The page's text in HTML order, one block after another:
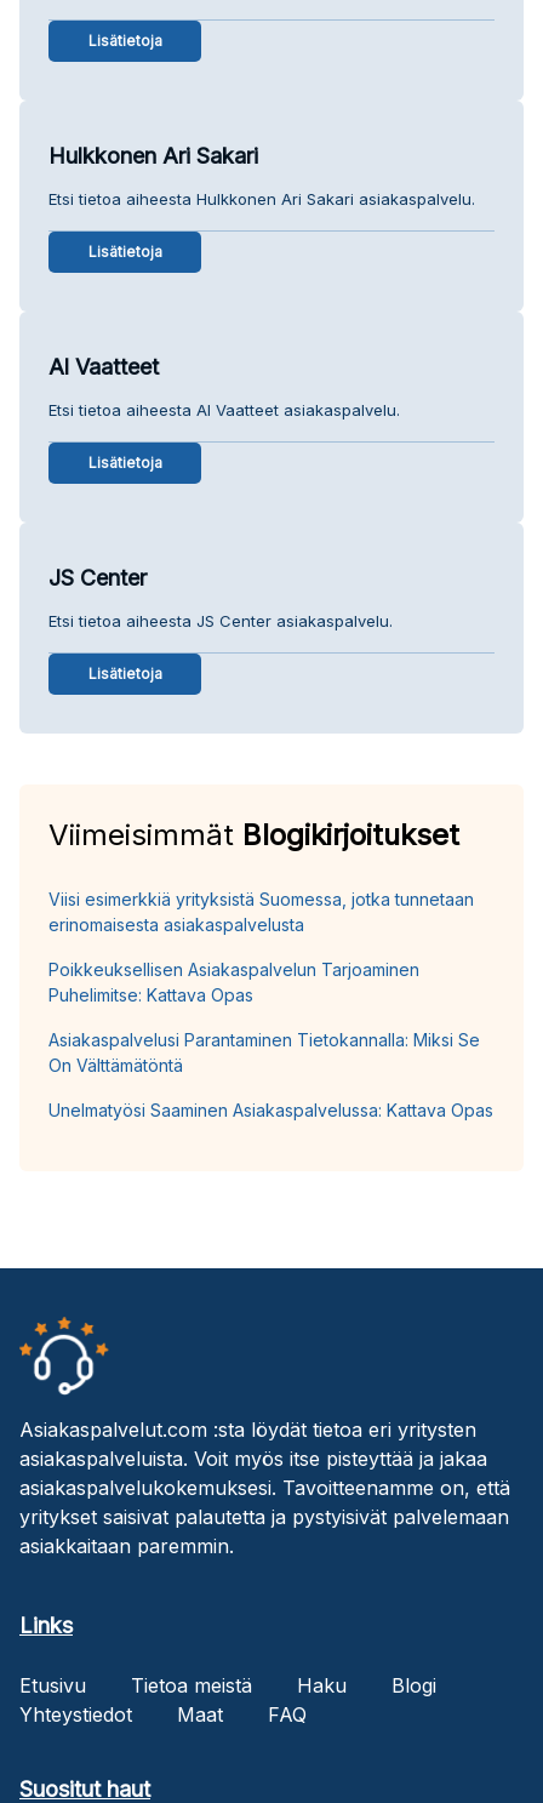
Lisätietoja
Hulkkonen Ari Sakari
Etsi tietoa aiheesta Hulkkonen Ari Sakari asiakaspalvelu.
Lisätietoja
Al Vaatteet
Etsi tietoa aiheesta Al Vaatteet asiakaspalvelu.
Lisätietoja
JS Center
Etsi tietoa aiheesta JS Center asiakaspalvelu.
Lisätietoja
Viimeisimmät Blogikirjoitukset
Viisi esimerkkiä yrityksistä Suomessa, jotka tunnetaan
erinomaisesta asiakaspalvelusta
Poikkeuksellisen Asiakaspalvelun Tarjoaminen
Puhelimitse: Kattava Opas
Asiakaspalvelusi Parantaminen Tietokannalla: Miksi Se
On Välttämätöntä
Unelmatyösi Saaminen Asiakaspalvelussa: Kattava Opas
Asiakaspalvelut.com :sta löydät tietoa eri yritysten
asiakaspalveluista. Voit myös itse pisteyttää ja jakaa
asiakaspalvelukokemuksesi. Tavoitteenamme on, että
yritykset saisivat palautetta ja pystyisivät palvelemaan
asiakkaitaan paremmin.
Links
Etusivu Tietoa meistä Haku
Blogi
Yhteystiedot
Maat FAQ
Suositut haut